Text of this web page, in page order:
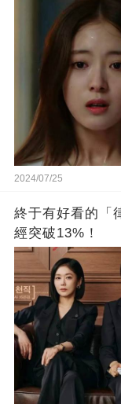
2024/07/25
終于有好看的「
經突破13%！